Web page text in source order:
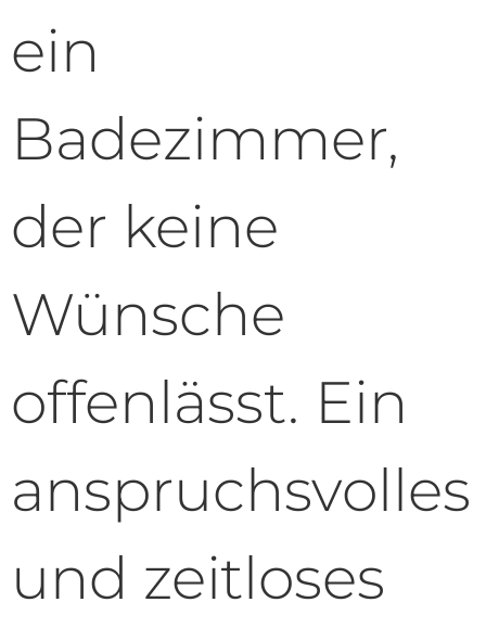
ein
Badezimmer,
der keine
Wünsche
offenlässt. Ein
anspruchsvolles
und zeitloses